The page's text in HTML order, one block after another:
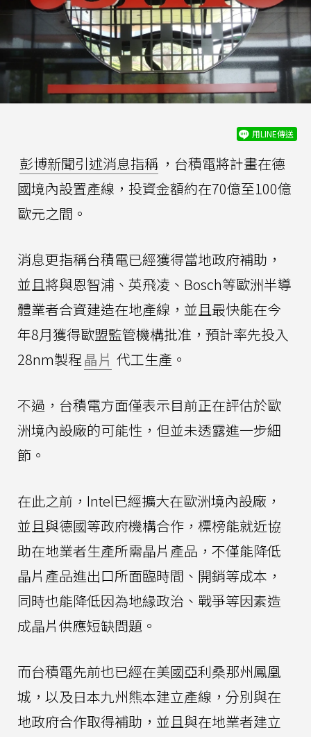
用LINE傳送
彭博新聞引述消息指稱 ，台積電將計畫在德
國境內設置產線，投資金額約在70億至100億
歐元之間。
消息更指稱台積電已經獲得當地政府補助，
並且將與恩智浦、英飛凌、Bosch等歐洲半導
體業者合資建造在地產線，並且最快能在今
年8月獲得歐盟監管機構批准，預計率先投入
28nm製程晶片 代工生產。
不過，台積電方面僅表示目前正在評估於歐
洲境內設廠的可能性，但並未透露進一步細
節。
在此之前，Intel已經擴大在歐洲境內設廠，
並且與德國等政府機構合作，標榜能就近協
助在地業者生產所需晶片產品，不僅能降低
晶片產品進出口所面臨時間、開銷等成本，
同時也能降低因為地緣政治、戰爭等因素造
成晶片供應短缺問題。
而台積電先前也已經在美國亞利桑那州鳳凰
城，以及日本九州熊本建立產線，分別與在
地政府合作取得補助，並且與在地業者建立